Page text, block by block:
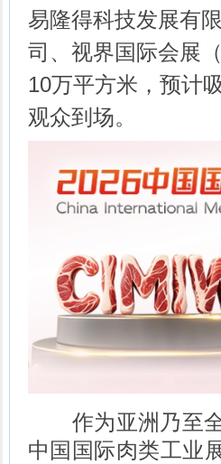
易隆得科技发展有
司、视界国际会展
10万平方米，预计
观众到场。
作为亚洲乃至全
中国国际肉类工业